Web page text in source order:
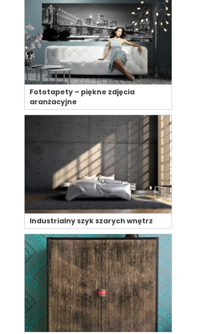
Fototapety – piękne zdjęcia
aranżacyjne
Industrialny szyk szarych wnętrz